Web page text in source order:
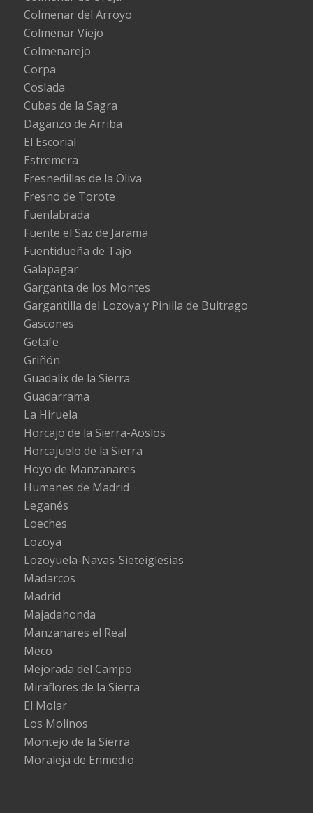
Colmenar del Arroyo
Colmenar Viejo
Colmenarejo
Corpa
Coslada
Cubas de la Sagra
Daganzo de Arriba
El Escorial
Estremera
Fresnedillas de la Oliva
Fresno de Torote
Fuenlabrada
Fuente el Saz de Jarama
Fuentidueña de Tajo
Galapagar
Garganta de los Montes
Gargantilla del Lozoya y Pinilla de Buitrago
Gascones
Getafe
Griñón
Guadalix de la Sierra
Guadarrama
La Hiruela
Horcajo de la Sierra-Aoslos
Horcajuelo de la Sierra
Hoyo de Manzanares
Humanes de Madrid
Leganés
Loeches
Lozoya
Lozoyuela-Navas-Sieteiglesias
Madarcos
Madrid
Majadahonda
Manzanares el Real
Meco
Mejorada del Campo
Miraflores de la Sierra
El Molar
Los Molinos
Montejo de la Sierra
Moraleja de Enmedio